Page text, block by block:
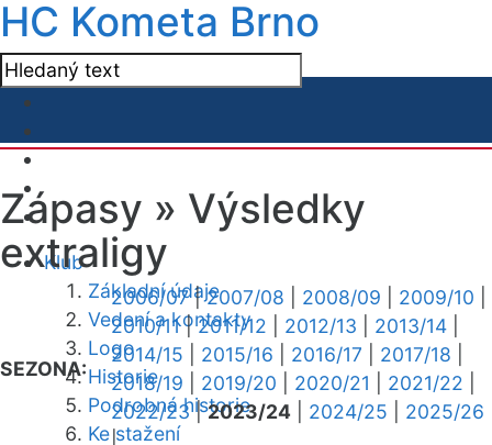
HC Kometa Brno
Klub
Základní údaje
Vedení a kontakty
Logo
Historie
Podrobná historie
Ke stažení
Zápasy » Výsledky
extraligy
SEZONA:
2006/07|2007/08 2008/09 2009/10
2010/11|2011/12 2012/13 2013/14
2014/15
2015/16 2016/17 2017/18
2018/19
2019/20 2020/21 2021/22
2022/23|2023/24 2024/25
2025/26
|